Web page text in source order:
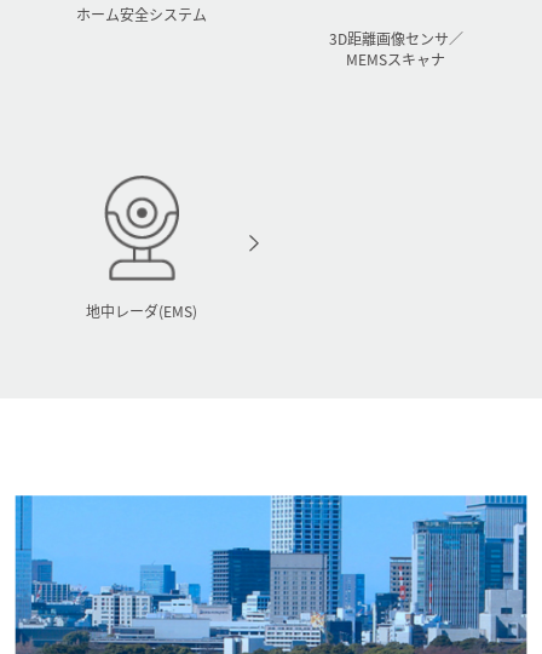
ホーム安全システム
3D距離画像センサ／
MEMSスキャナ
地中レーダ(EMS)